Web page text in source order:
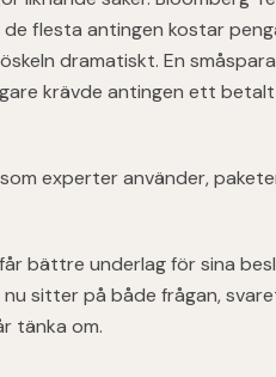
de flesta antingen kostar
dramatiskt. En
krävde antingen ett
experter använder,
bättre underlag för sina
sitter på både frågan,
tänka om.